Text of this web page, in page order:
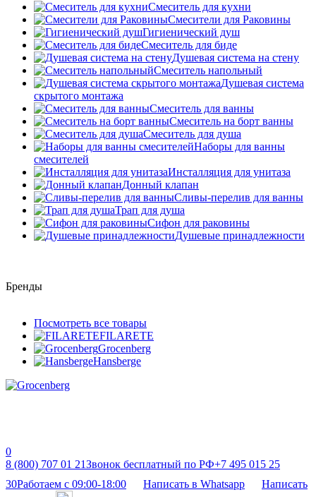
Смеситель для кухни
Смесители для Раковины
Гигиенический душ
Смеситель для биде
Душевая система на стену
Смеситель напольный
Душевая система
скрытого монтажа
Смеситель для ванны
Смеситель на борт ванны
Смеситель для душа
Наборы для ванны
смесителей
Инсталляция для унитаза
Донный клапан
Cливы-перелив для ванны
Трап для душа
Сифон для раковины
Душевые принадлежности
Бренды
Посмотреть все товары
FILARETE
Grocenberg
Hansberge
0
8 (800) 707 01 21Звонок бесплатный по РФ+7 495 015 25
30Работаем с 09:00-18:00 Написать в Whatsapp
Написать